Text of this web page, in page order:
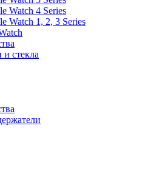
Watch 4 Series
Watch 1, 2, 3 Series
стекла